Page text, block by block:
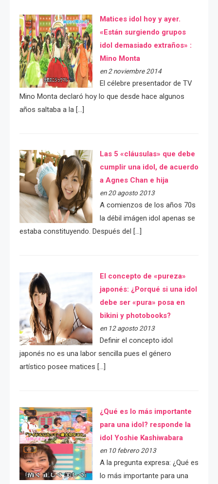
Matices idol hoy y ayer.
«Están surgiendo grupos
idol demasiado extraños» :
Mino Monta
en 2 noviembre 2014
El célebre presentador de TV
Mino Monta declaró hoy lo que desde hace algunos
años saltaba a la […]
Las 5 «cláusulas» que debe
cumplir una idol, de acuerdo
a Agnes Chan e hija
en 20 agosto 2013
A comienzos de los años 70s
la débil imágen idol apenas se
estaba constituyendo. Después del […]
El concepto de «pureza»
japonés: ¿Porqué si una idol
debe ser «pura» posa en
bikini y photobooks?
en 12 agosto 2013
Definir el concepto idol
japonés no es una labor sencilla pues el género
artístico posee matices […]
¿Qué es lo más importante
para una idol? responde la
idol Yoshie Kashiwabara
en 10 febrero 2013
A la pregunta expresa: ¿Qué es
lo más importante para una